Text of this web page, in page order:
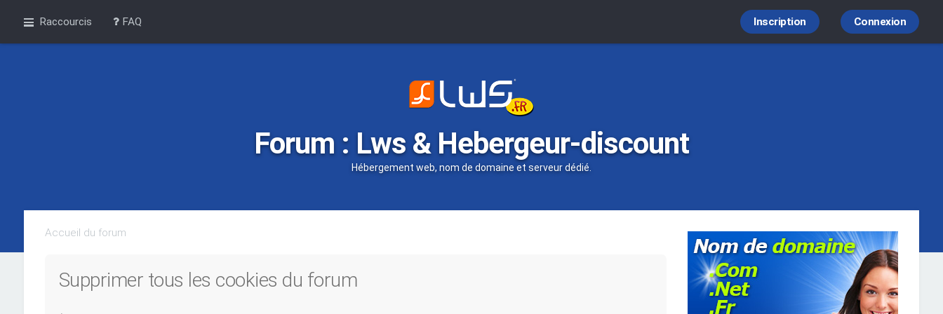
Raccourcis FAQ Connexion
Inscription
Forum : Lws & Hebergeur-discount
Hébergement web, nom de domaine et serveur dédié.
Accueil du forum
Supprimer tous les cookies du forum